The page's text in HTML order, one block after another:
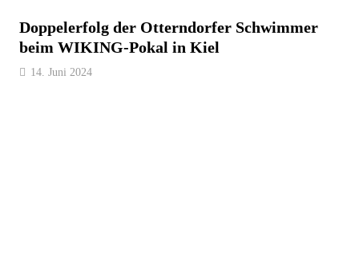
Doppelerfolg der Otterndorfer Schwimmer
beim WIKING-Pokal in Kiel
14. Juni 2024